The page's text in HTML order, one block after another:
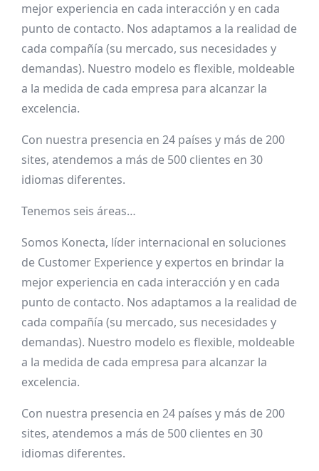
mejor experiencia en cada interacción y en cada
punto de contacto. Nos adaptamos a la realidad de
cada compañía (su mercado, sus necesidades y
demandas). Nuestro modelo es flexible, moldeable
a la medida de cada empresa para alcanzar la
excelencia.
Con nuestra presencia en 24 países y más de 200
sites, atendemos a más de 500 clientes en 30
idiomas diferentes.
Tenemos seis áreas…
Somos Konecta, líder internacional en soluciones
de Customer Experience y expertos en brindar la
mejor experiencia en cada interacción y en cada
punto de contacto. Nos adaptamos a la realidad de
cada compañía (su mercado, sus necesidades y
demandas). Nuestro modelo es flexible, moldeable
a la medida de cada empresa para alcanzar la
excelencia.
Con nuestra presencia en 24 países y más de 200
sites, atendemos a más de 500 clientes en 30
idiomas diferentes.